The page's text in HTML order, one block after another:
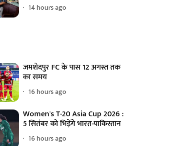
14 hours ago
जमशेदपुर FC के पास 12 अगस्त तक
का समय
16 hours ago
Women's T-20 Asia Cup 2026 :
5 सितंबर को भिड़ेंगे भारत-पाकिस्तान
16 hours ago